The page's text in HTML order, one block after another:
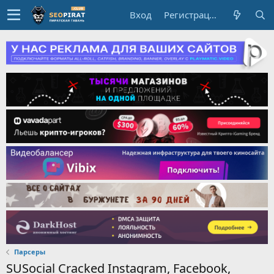
Вход Регистрация
Парсеры
SUSocial Cracked Instagram, Facebook,